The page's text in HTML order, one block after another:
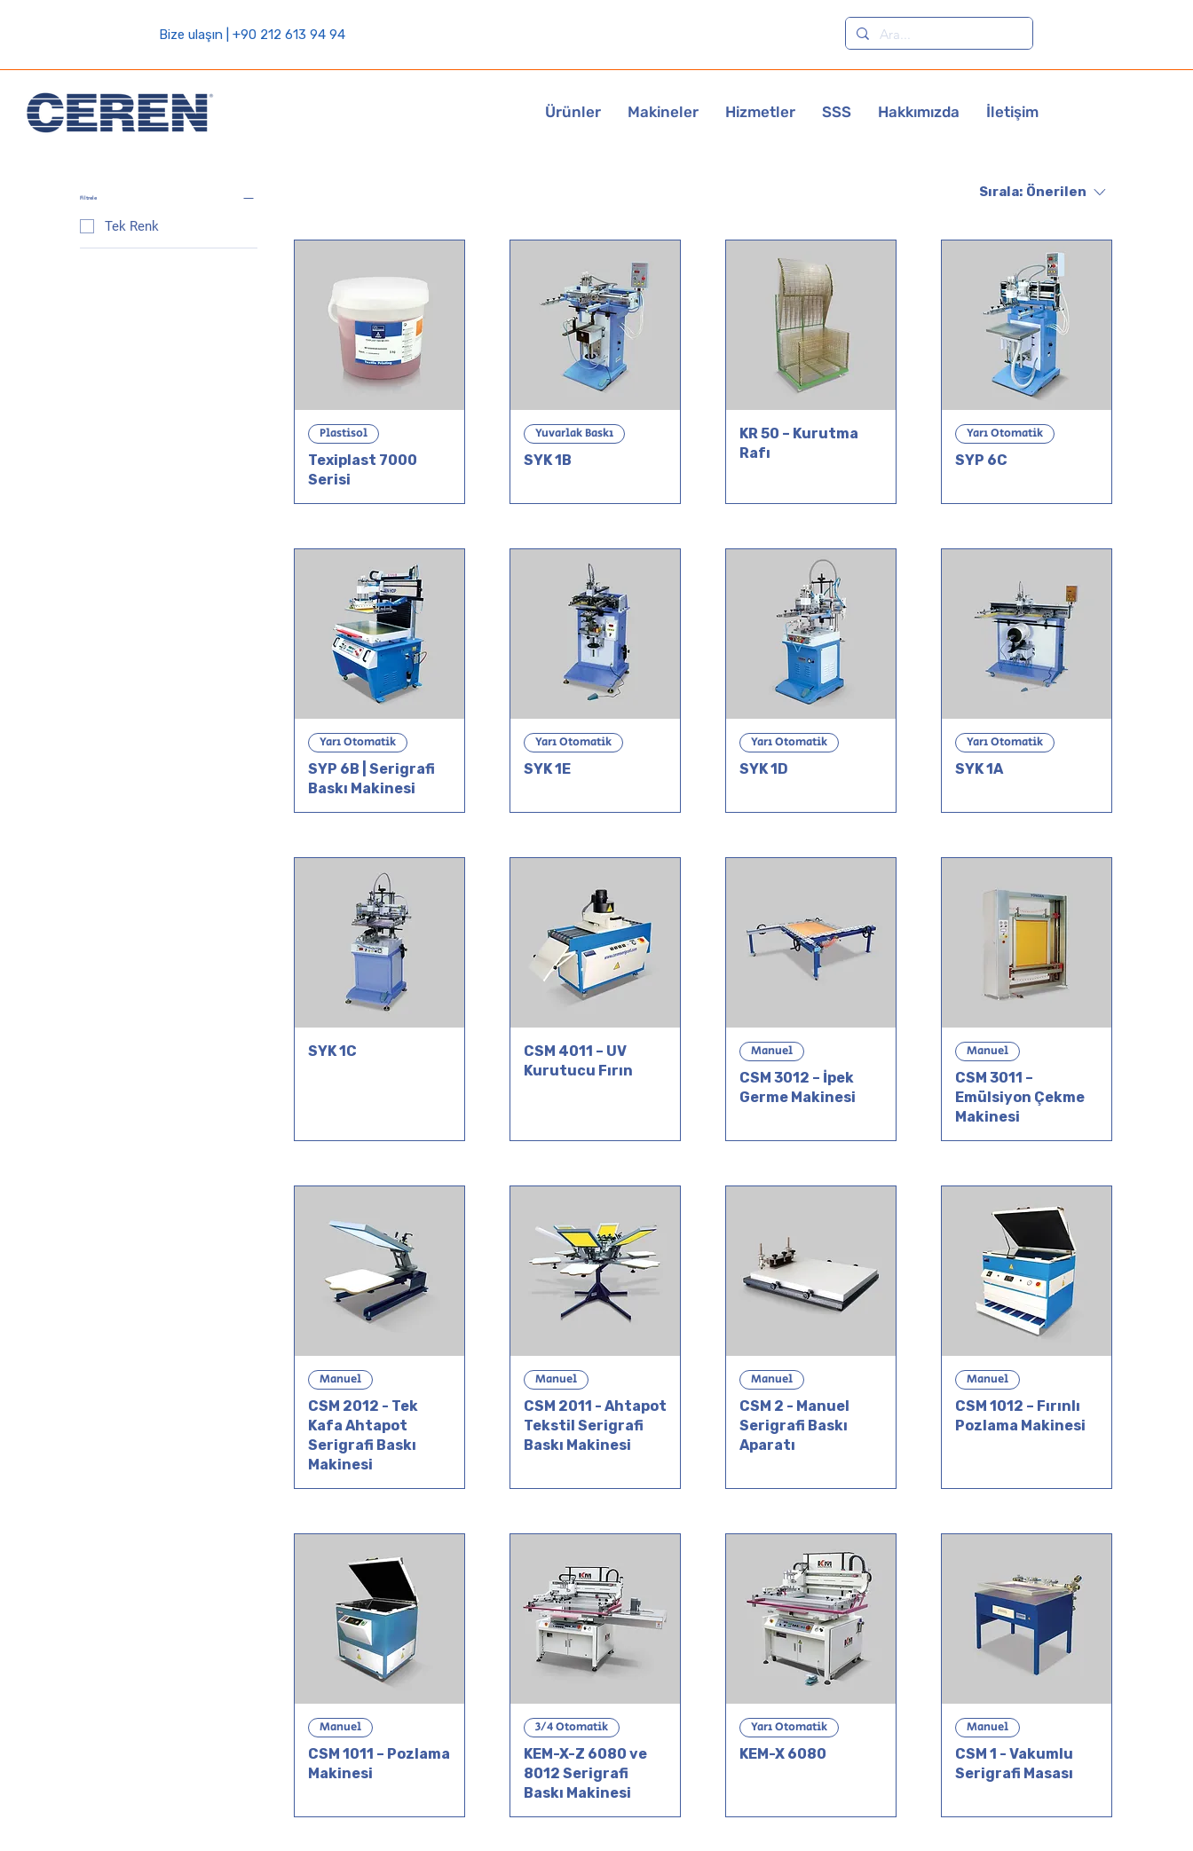
Bize ulaşın | +90 212 613 94 94
Ürünler Makineler Hizmetler SSS Hakkımızda İletişim
Filtrele
Tek Renk
Sırala: Önerilen
Plastisol
Texiplast 7000
Serisi
Yuvarlak Baskı
SYK 1B
KR 50 – Kurutma
Rafı
Yarı Otomatik
SYP 6C
Yarı Otomatik
SYP 6B | Serigrafi
Baskı Makinesi
Yarı Otomatik
SYK 1E
Yarı Otomatik
SYK 1D
Yarı Otomatik
SYK 1A
SYK 1C
CSM 4011 – UV
Kurutucu Fırın
Manuel
CSM 3012 – İpek
Germe Makinesi
Manuel
CSM 3011 –
Emülsiyon Çekme
Makinesi
Manuel
CSM 2012 - Tek
Kafa Ahtapot
Serigrafi Baskı
Makinesi
Manuel
CSM 2011 - Ahtapot
Tekstil Serigrafi
Baskı Makinesi
Manuel
CSM 2 - Manuel
Serigrafi Baskı
Aparatı
Manuel
CSM 1012 – Fırınlı
Pozlama Makinesi
Manuel
CSM 1011 – Pozlama
Makinesi
3/4 Otomatik
KEM-X-Z 6080 ve
8012 Serigrafi
Baskı Makinesi
Yarı Otomatik
KEM-X 6080
Manuel
CSM 1 - Vakumlu
Serigrafi Masası